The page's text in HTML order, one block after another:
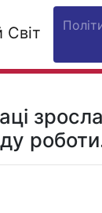
зросла